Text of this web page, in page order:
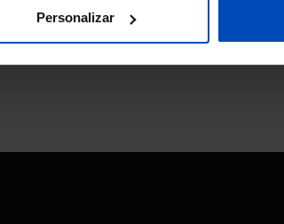
Personalizar